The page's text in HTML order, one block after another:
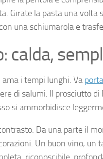
Girate la pasta una volta
una schiumarola e
calda,
i tempi lunghi. Va
di salumi. Il prosciutto
si ammorbidisce
Da una parte il
Un buon vino,